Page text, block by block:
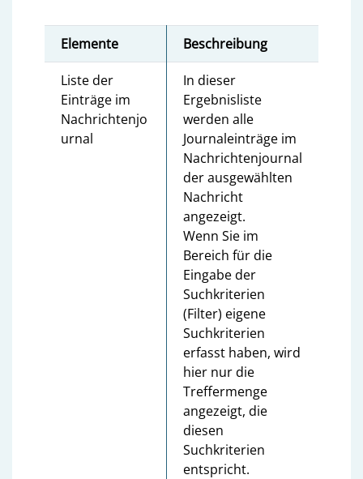
Elemente Beschreibung
Liste der
Einträge im
Nachrichtenjo
urnal
In dieser
Ergebnisliste
werden alle
Journaleinträge im
Nachrichtenjournal
der ausgewählten
Nachricht
angezeigt.
Wenn Sie im
Bereich für die
Eingabe der
Suchkriterien
(Filter) eigene
Suchkriterien
erfasst haben, wird
hier nur die
Treffermenge
angezeigt, die
diesen
Suchkriterien
entspricht.